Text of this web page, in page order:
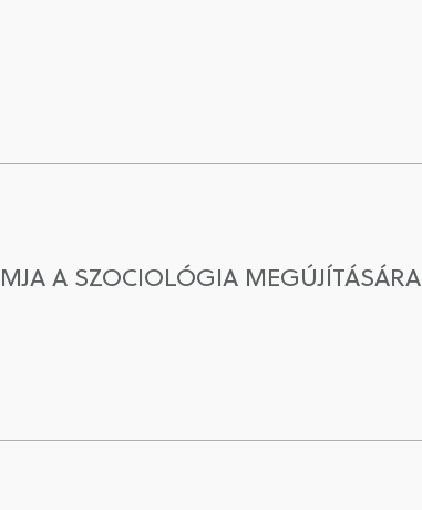
A SZOCIOLÓGIA MEGÚJÍTÁSÁRA